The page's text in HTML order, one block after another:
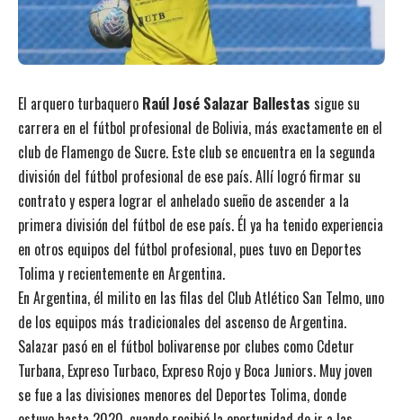
El arquero turbaquero Raúl José Salazar Ballestas sigue su
carrera en el fútbol profesional de Bolivia, más exactamente en el
club de Flamengo de Sucre. Este club se encuentra en la segunda
división del fútbol profesional de ese país. Allí logró firmar su
contrato y espera lograr el anhelado sueño de ascender a la
primera división del fútbol de ese país. Él ya ha tenido experiencia
en otros equipos del fútbol profesional, pues tuvo en Deportes
Tolima y recientemente en Argentina.
En Argentina, él milito en las filas del Club Atlético San Telmo, uno
de los equipos más tradicionales del ascenso de Argentina.
Salazar pasó en el fútbol bolivarense por clubes como Cdetur
Turbana, Expreso Turbaco, Expreso Rojo y Boca Juniors. Muy joven
se fue a las divisiones menores del Deportes Tolima, donde